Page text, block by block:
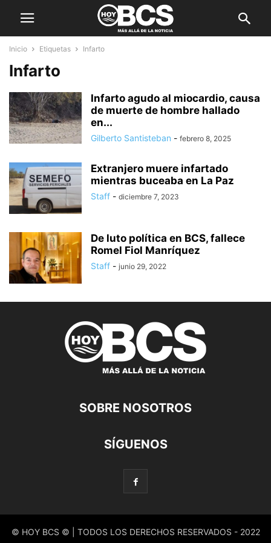
Inicio Etiquetas Infarto
Infarto
Infarto agudo al miocardio, causa
de muerte de hombre hallado
en...
Gilberto Santisteban - febrero 8, 2025
Extranjero muere infartado
mientras buceaba en La Paz
Staff - diciembre 7, 2023
De luto política en BCS, fallece
Romel Fiol Manríquez
Staff - junio 29, 2022
SOBRE NOSOTROS
SÍGUENOS
© HOY BCS © | TODOS LOS DERECHOS RESERVADOS - 2022